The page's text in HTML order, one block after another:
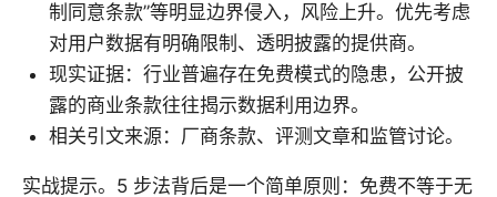
制同意条款”等明显边界侵入，风险上升。优先考虑
对用户数据有明确限制、透明披露的提供商。
现实证据：行业普遍存在免费模式的隐患，公开披
露的商业条款往往揭示数据利用边界。
相关引文来源：厂商条款、评测文章和监管讨论。
实战提示。5 步法背后是一个简单原则：免费不等于无